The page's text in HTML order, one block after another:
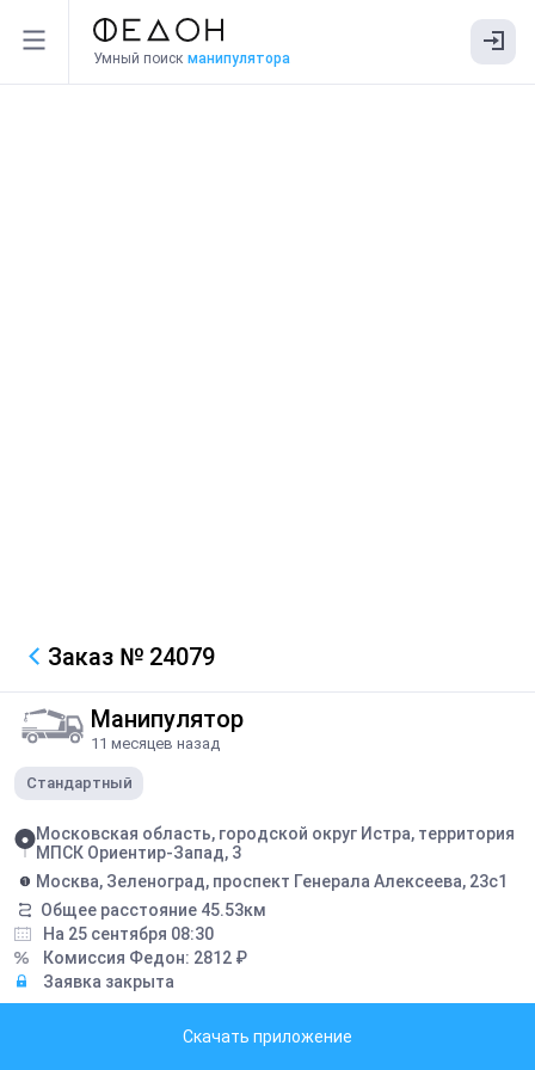
Умный поиск манипулятора
Заказ № 24079
Манипулятор
11 месяцев назад
Стандартный
Московская область, городской округ Истра, территория
МПСК Ориентир-Запад, 3
Москва, Зеленоград, проспект Генерала Алексеева, 23с1
Общее расстояние 45.53км
На 25 сентября 08:30
Комиссия Федон: 2812 ₽
Заявка закрыта
Скачать приложение